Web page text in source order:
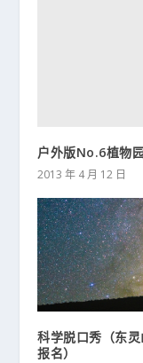
户外版No.6植物
2013 年 4 月 12 日
科学脱口秀（东
报名）